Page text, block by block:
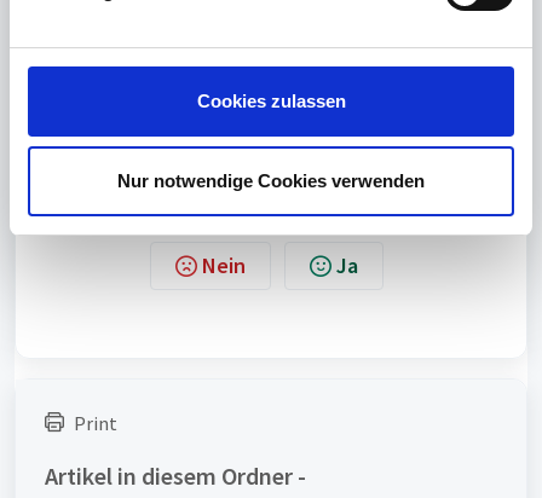
a
Cookies zulassen
Nur notwendige Cookies verwenden
Stellung der Terminalschließer.pdf
War dieser Artikel hilfreich?
Nein Ja
Print
Artikel in diesem Ordner -